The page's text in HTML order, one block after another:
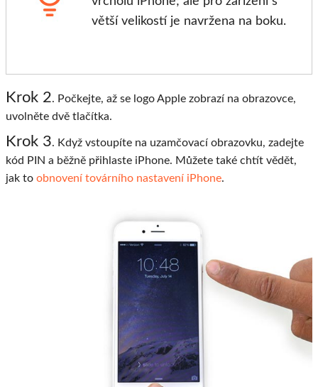
větší velikostí je navržena na boku.
Krok 2. Počkejte, až se logo Apple zobrazí na obrazovce,
uvolněte dvě tlačítka.
Krok 3. Když vstoupíte na uzamčovací obrazovku, zadejte
kód PIN a běžně přihlaste iPhone. Můžete také chtít vědět,
jak to obnovení továrního nastavení iPhone.